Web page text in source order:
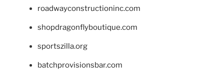
roadwayconstructioninc.com
shopdragonflyboutique.com
sportszilla.org
batchprovisionsbar.com